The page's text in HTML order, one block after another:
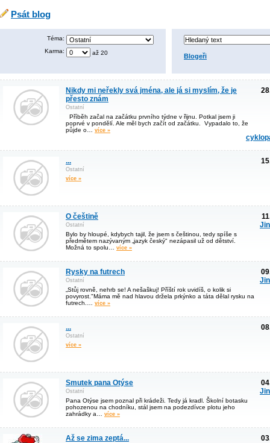
Psát blog
Téma:
Karma:
až 20 Blogeři
Nikdy mi neřekly svá jména, ale já si myslím, že je
přesto znám
Ostatní
Příběh začal na začátku prvního týdne v řijnu. Potkal jsem ji
poprvé v pondělí. Ale měl bych začít od začátku. Vypadalo to, že
půjde o… více »
...
Ostatní
více »
O češtině
Ostatní
Bylo by hloupé, kdybych tajil, že jsem s češtinou, tedy spíše s
předmětem nazývaným „jazyk český" nezápasil už od dětství.
Možná to spolu… více »
Rysky na futrech
Ostatní
„Stůj rovně, nehrb se! A nešaškuj! Příští rok uvidíš, o kolik si
povyrost."Máma mě nad hlavou držela prkýnko a táta dělal rysku na
futrech.… více »
...
Ostatní
více »
Smutek pana Otýse
Ostatní
Pana Otýse jsem poznal při krádeži. Tedy já kradl. Školní botasku
pohozenou na chodníku, stál jsem na podezdívce plotu jeho
zahrádky a… více »
Až se zima zeptá...